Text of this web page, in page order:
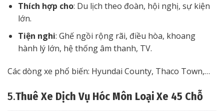
Thích hợp cho: Du lịch theo đoàn, hội nghị, sự kiện
lớn.
Tiện nghi: Ghế ngồi rộng rãi, điều hòa, khoang
hành lý lớn, hệ thống âm thanh, TV.
Các dòng xe phổ biến: Hyundai County, Thaco Town,…
5.Thuê Xe Dịch Vụ Hóc Môn Loại Xe 45 Chỗ